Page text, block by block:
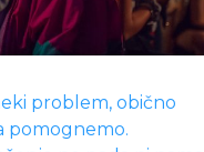
problem, obično
pomognemo.